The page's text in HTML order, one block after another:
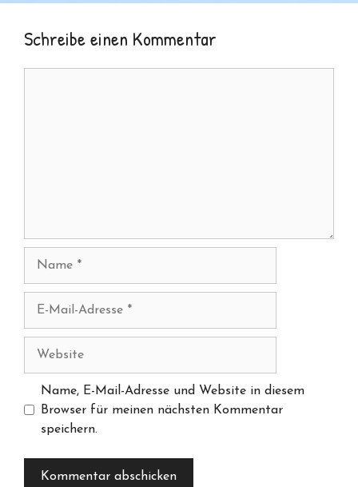
Schreibe einen Kommentar
Adresse
Name, E-Mail-Adresse und Website in diesem
Browser für meinen nächsten Kommentar
speichern.